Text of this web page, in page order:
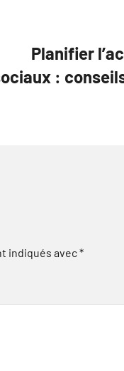
Planifier
:
indiqués avec*